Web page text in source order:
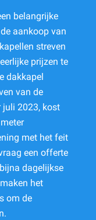
belangrijke
aankoop van
streven
prijzen te
dakkapel
van de
juli 2023, kost
met het feit
een offerte
dagelijkse
het
om de